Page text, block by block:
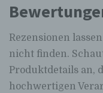
Rezensionen
nicht finden.
Produktdetails an,
hochwertigen